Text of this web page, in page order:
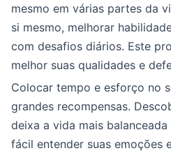
mesmo em várias partes da
si mesmo, melhorar
com desafios diários. Este
melhor suas qualidades e
Colocar tempo e esforço no
grandes recompensas.
deixa a vida mais
fácil entender suas emoções